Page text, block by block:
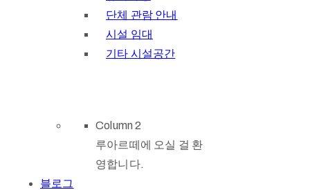
단체 관람 안내
시설 임대
기타 시설공간
Column 2
루아르떼에 오실 걸 환
영합니다.
블로그